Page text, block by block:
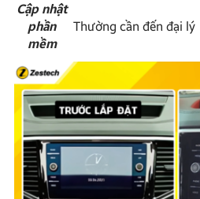
Cập nhật
phần
mềm
Thường cần đến đại lý